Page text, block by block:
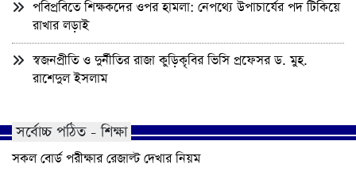
পবিপ্রবিতে শিক্ষকদের ওপর হামলা: নেপথ্যে উপাচার্যের পদ টিকিয়ে
রাখার লড়াই
স্বজনপ্রীতি ও দুর্নীতির রাজা কুড়িকৃবির ভিসি প্রফেসর ড. মুহ.
রাশেদুল ইসলাম
সর্বোচ্চ পঠিত - শিক্ষা
সকল বোর্ড পরীক্ষার রেজাল্ট দেখার নিয়ম